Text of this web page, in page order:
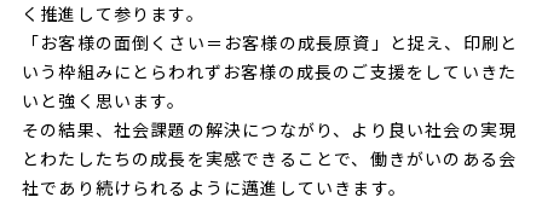
く推進して参ります。
「お客様の面倒くさい＝お客様の成長原資」と捉え、印刷と
いう枠組みにとらわれずお客様の成長のご支援をしていきた
いと強く思います。
その結果、社会課題の解決につながり、より良い社会の実現
とわたしたちの成長を実感できることで、働きがいのある会
社であり続けられるように邁進していきます。